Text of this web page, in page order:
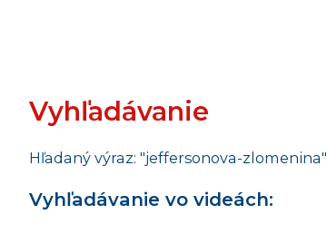
Vyhľadávanie
Hľadaný výraz: "jeffersonova-zlomenina"
Vyhľadávanie vo videách: